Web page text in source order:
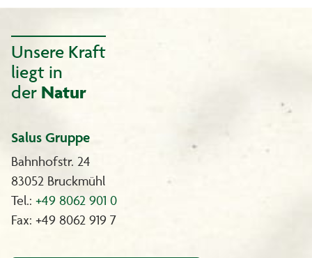
*) Vitamin C und Zink tragen zu einer normalen Funktion des
Immunsystems bei und dienen dem Schutz der Zellen vor
oxidativem Stress.
Unsere Kraft
liegt in
der Natur
Salus Gruppe
Bahnhofstr. 24
83052 Bruckmühl
Tel.: +49 8062 901 0
Fax: +49 8062 919 7